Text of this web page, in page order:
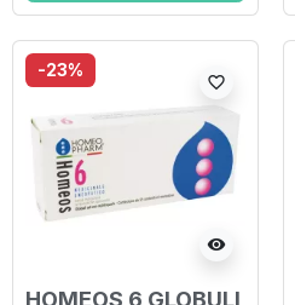
-23%
visibility
favorite_border
HOMEOS 6 GLOBULI